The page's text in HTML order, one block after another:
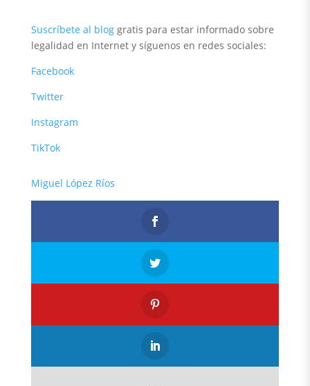
Suscríbete al bloggratis para estar informado sobre
legalidad en Internet y síguenos en redes sociales:
Facebook
Twitter
Instagram
TikTok
Miguel López Ríos